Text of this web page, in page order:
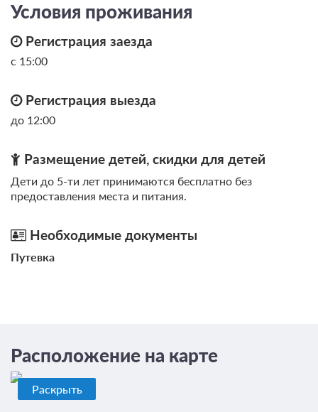
Условия проживания
Регистрация заезда
с 15:00
Регистрация выезда
до 12:00
Размещение детей, скидки для детей
Дети до 5-ти лет принимаются бесплатно без
предоставления места и питания.
Необходимые документы
Путевка
Расположение на карте
Раскрыть